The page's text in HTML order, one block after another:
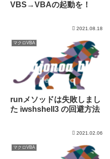
VBS→VBAの起動を！
2021.08.18
マクロVBA
runメソッドは失敗しまし
た iwshshell3 の回避方法
2021.02.06
マクロVBA